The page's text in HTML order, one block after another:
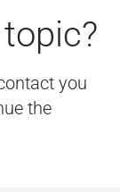
you
the